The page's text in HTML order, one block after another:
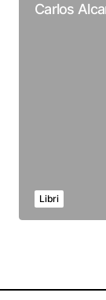
Carlos
Libri